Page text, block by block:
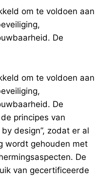
om te voldoen aan
De
om te voldoen aan
De
principes van
design”, zodat er al
wordt gehouden met
De
van gecertificeerde